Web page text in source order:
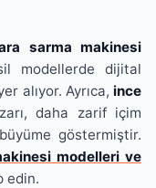
sarma makinesi
modellerde dijital
alıyor. Ayrıca, ince
daha zarif içim
göstermiştir.
modelleri ve
edin.